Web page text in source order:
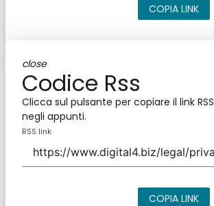
COPIA LINK
close
Codice Rss
Clicca sul pulsante per copiare il link RSS
negli appunti.
RSS link
COPIA LINK